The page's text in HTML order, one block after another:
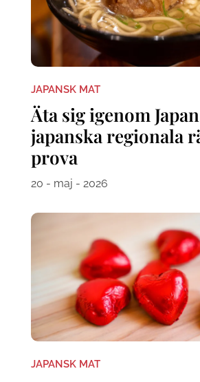
JAPANSK MAT
Äta sig igenom
japanska regionala
prova
20 - maj - 2026
JAPANSK MAT